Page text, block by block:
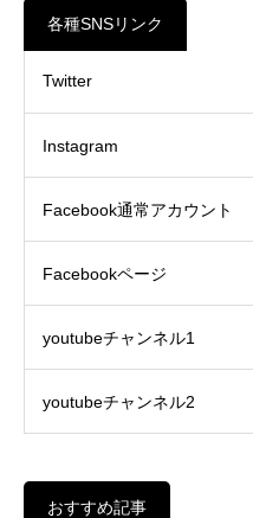
各種SNSリンク
Twitter
Instagram
Facebook通常アカウント
Facebookページ
youtubeチャンネル1
youtubeチャンネル2
おすすめ記事